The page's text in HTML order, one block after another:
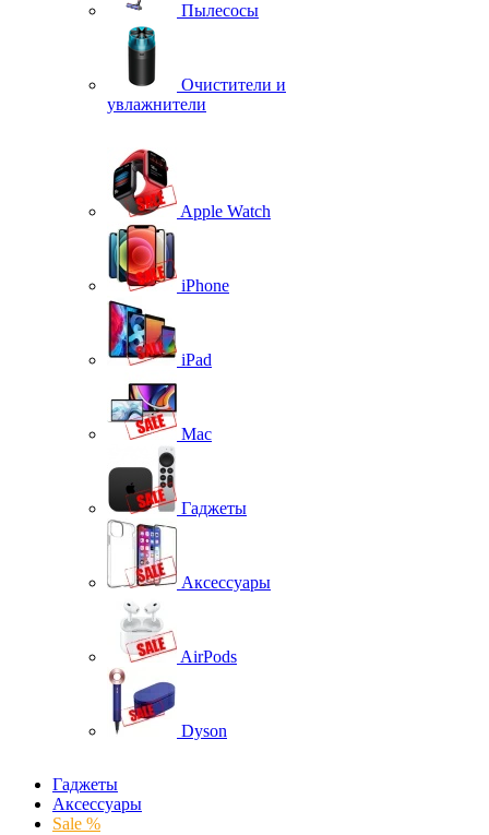
Пылесосы
Очистители и
увлажнители
Apple Watch
iPhone
iPad
Mac
Гаджеты
Аксессуары
AirPods
Dyson
Гаджеты
Аксессуары
Sale %